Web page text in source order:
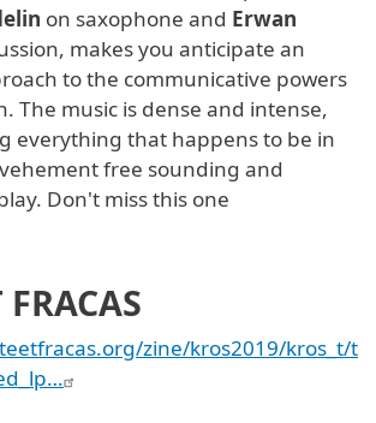
on saxophone and Erwan
makes you anticipate an
to the communicative powers
The music is dense and intense,
everything that happens to be in
free sounding and
Don't miss this one
FRACAS
zine/kros2019/kros_t/t